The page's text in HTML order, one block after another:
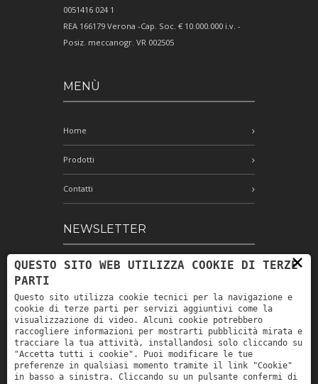
0051416 024 1
REA 166179 Verona -Cap. Soc. € 10.000.000 i.v. -
Posiz. meccanogr. VR 002505
MENÙ
Home
Prodotti
Contatti
NEWSLETTER
Iscriviti alla nostra newsletter e rimani
Ho letto e accetto le condizioni
indicate nell'informativa sulla privacy *
×
QUESTO SITO WEB UTILIZZA COOKIE DI TERZE
PARTI
Questo sito utilizza cookie tecnici per la navigazione e
cookie di terze parti per servizi aggiuntivi come la
visualizzazione di video. Alcuni cookie potrebbero
raccogliere informazioni per mostrarti pubblicità mirata e
tracciare la tua attività, installandosi solo cliccando su
"Accetta tutti i cookie". Puoi modificare le tue
preferenze in qualsiasi momento tramite il link "Cookie"
in basso a sinistra. Cliccando su un pulsante confermi di